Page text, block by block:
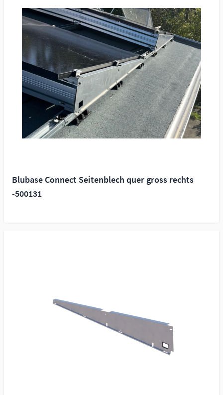
Blubase Connect Seitenblech quer gross rechts
-500131